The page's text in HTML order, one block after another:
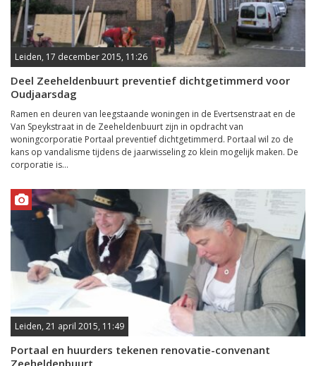
Leiden, 17 december 2015, 11:26
Deel Zeeheldenbuurt preventief dichtgetimmerd voor
Oudjaarsdag
Ramen en deuren van leegstaande woningen in de Evertsenstraat en de
Van Speykstraat in de Zeeheldenbuurt zijn in opdracht van
woningcorporatie Portaal preventief dichtgetimmerd. Portaal wil zo de
kans op vandalisme tijdens de jaarwisseling zo klein mogelijk maken. De
corporatie is...
Leiden, 21 april 2015, 11:49
Portaal en huurders tekenen renovatie-convenant
Zeeheldenbuurt